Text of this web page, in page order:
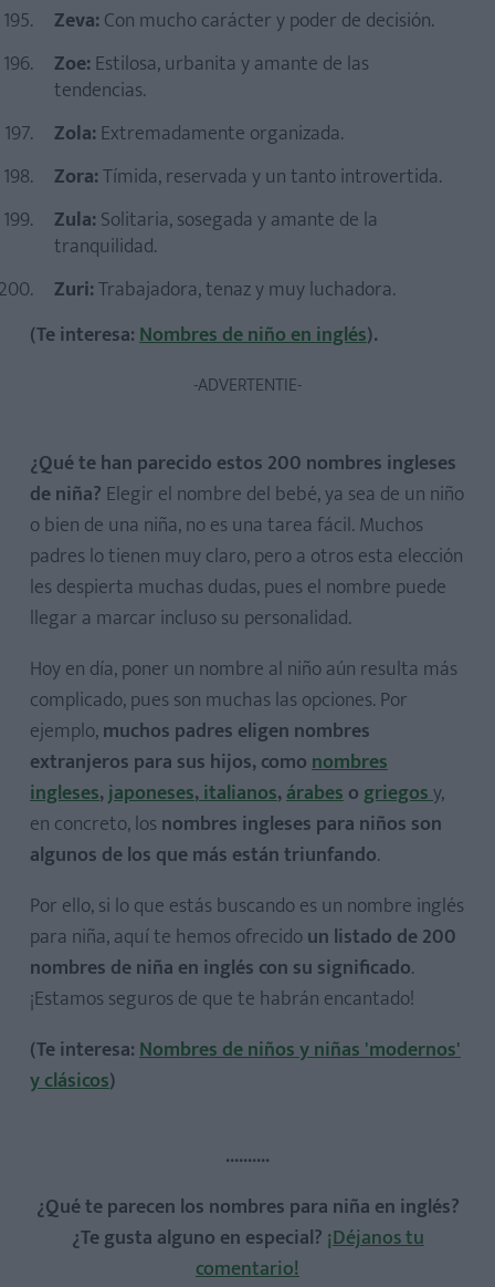
Zeva:Con mucho carácter y poder de decisión.
Zoe:Estilosa, urbanita y amante de las
tendencias.
Zola:Extremadamente organizada.
Zora:Tímida, reservada y un tanto introvertida.
Zula:Solitaria, sosegada y amante de la
tranquilidad.
Zuri:Trabajadora, tenaz y muy luchadora.
(Te interesa:Nombres de niño en inglés).
-ADVERTENTIE-
¿Qué te han parecido estos 200 nombres ingleses
de niña? Elegir el nombre del bebé, ya sea de un niño
o bien de una niña, no es una tarea fácil. Muchos
padres lo tienen muy claro, pero a otros esta elección
les despierta muchas dudas, pues el nombre puede
llegar a marcar incluso su personalidad.
Hoy en día, poner un nombre al niño aún resulta más
complicado, pues son muchas las opciones. Por
ejemplo,muchos padres eligen nombres
extranjeros para sus hijos, comonombres
ingleses,japoneses,italianos,árabesogriegosy,
en concreto, los nombres ingleses para niños son
algunos de los que más están triunfando.
Por ello, si lo que estás buscando es un nombre inglés
para niña, aquí te hemos ofrecidoun listado de 200
nombres de niña en inglés con su significado.
¡Estamos seguros de que te habrán encantado!
(Te interesa:Nombres de niños y niñas 'modernos'
y clásicos)
..........
¿Qué te parecen los nombres para niña en inglés?
¿Te gusta alguno en especial? ¡Déjanos tu
comentario!